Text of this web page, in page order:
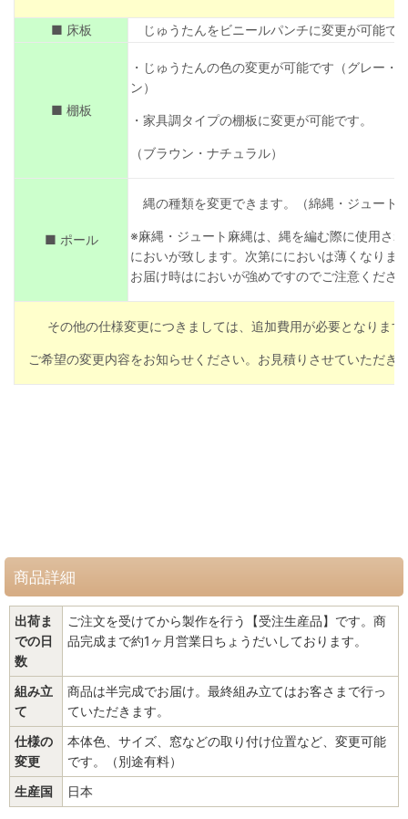
■ 床板 じゅうたんをビニールパンチに変更が可能で
■ 棚板
・じゅうたんの色の変更が可能です（グレー・
ン）
・家具調タイプの棚板に変更が可能です。
（ブラウン・ナチュラル）
■ ポール
縄の種類を変更できます。（綿縄・ジュート
※麻縄・ジュート麻縄は、縄を編む際に使用さ
においが致します。次第ににおいは薄くなりま
お届け時はにおいが強めですのでご注意くださ
その他の仕様変更につきましては、追加費用が必要となります
ご希望の変更内容をお知らせください。お見積りさせていただき
商品詳細
出荷ま
での日
数
ご注文を受けてから製作を行う【受注生産品】です。商
品完成まで約1ヶ月営業日ちょうだいしております。
組み立
て
商品は半完成でお届け。最終組み立てはお客さまで行っ
ていただきます。
仕様の
変更
本体色、サイズ、窓などの取り付け位置など、変更可能
です。（別途有料）
生産国
日本